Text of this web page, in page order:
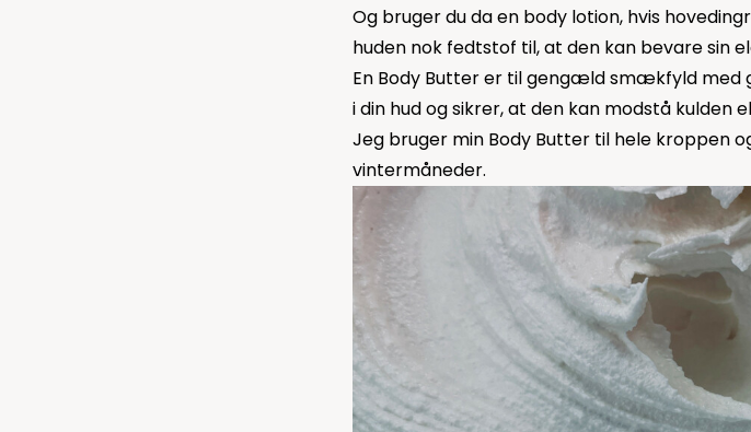
Og bruger du da en body lotion, hvis
huden nok fedtstof til, at den kan bevare sin
En Body Butter er til gengæld smækfyld
i din hud og sikrer, at den kan modstå kulden
Jeg bruger min Body Butter til hele kroppen
vintermåneder.